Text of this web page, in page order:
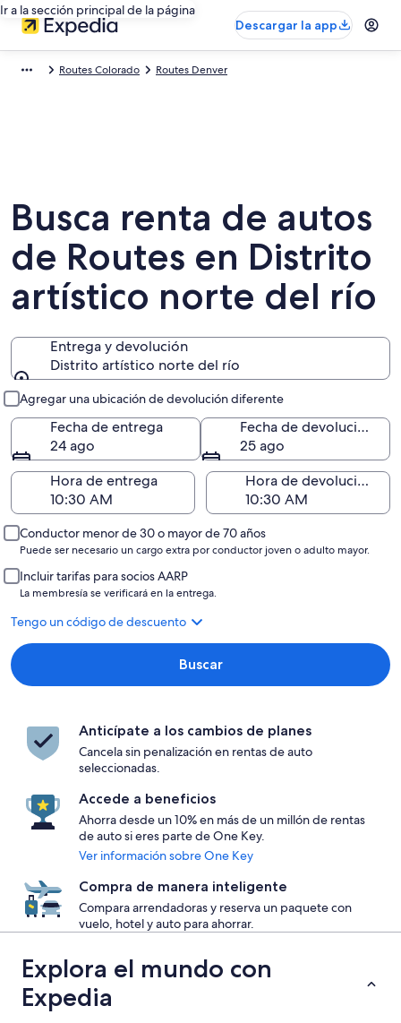
Ir a la sección principal de la página
Descargar la app
Routes Colorado Routes Denver
Busca renta de autos
de Routes en Distrito
artístico norte del río
Entrega y devolución
Distrito artístico norte del río
Agregar una ubicación de devolución diferente
Fecha de entrega
24 ago
Fecha de devolución
25 ago
Hora de entrega
Hora de devolución
Conductor menor de 30 o mayor de 70 años
Puede ser necesario un cargo extra por conductor joven o adulto mayor.
Incluir tarifas para socios AARP
La membresía se verificará en la entrega.
Tengo un código de descuento
Buscar
Anticípate a los cambios de planes
Cancela sin penalización en rentas de auto
seleccionadas.
Accede a beneficios
Ahorra desde un 10% en más de un millón de rentas
de auto si eres parte de One Key.
Ver información sobre One Key
Compra de manera inteligente
Compara arrendadoras y reserva un paquete con
vuelo, hotel y auto para ahorrar.
Explora el mundo con
Expedia